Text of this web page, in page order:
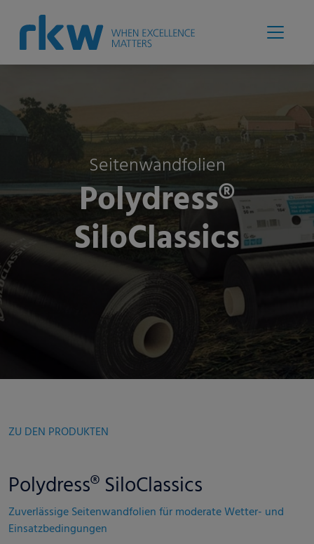
Seitenwandfolien
Polydress®
SiloClassics
ZU DEN PRODUKTEN
Polydress® SiloClassics
Zuverlässige Seitenwandfolien für moderate Wetter- und
Einsatzbedingungen